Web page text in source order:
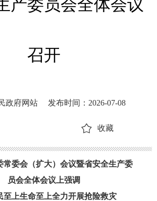
产委员会全体会议
召开
政府网站 发布时间：2026-07-08
收藏
常委会（扩大）会议暨省安全生产委
员会全体会议上强调
至上生命至上全力开展抢险救灾